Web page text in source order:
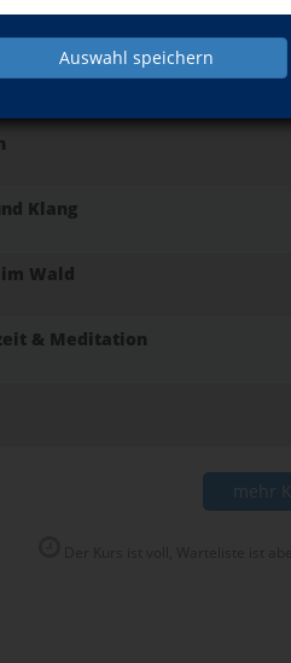
Auswahl speichern
Jahre
Klang
Wald
& Meditation
mehr